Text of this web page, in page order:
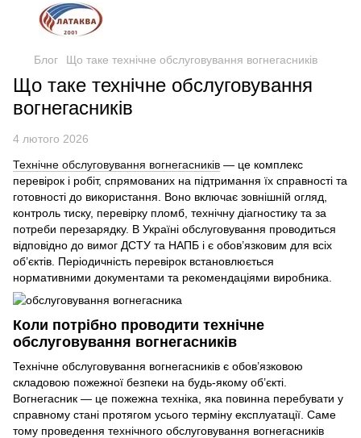
Блог Що таке технічне обслуговування вогнегасників
Що таке технічне обслуговування
вогнегасників
4 лютого 2026
Технічне обслуговування вогнегасників — це комплекс
перевірок і робіт, спрямованих на підтримання їх справності та
готовності до використання. Воно включає зовнішній огляд,
контроль тиску, перевірку пломб, технічну діагностику та за
потреби перезарядку. В Україні обслуговування проводиться
відповідно до вимог ДСТУ та НАПБ і є обов’язковим для всіх
об’єктів. Періодичність перевірок встановлюється
нормативними документами та рекомендаціями виробника.
Коли потрібно проводити технічне
обслуговування вогнегасників
Технічне обслуговування вогнегасників є обов’язковою
складовою пожежної безпеки на будь-якому об’єкті.
Вогнегасник — це пожежна техніка, яка повинна перебувати у
справному стані протягом усього терміну експлуатації. Саме
тому проведення технічного обслуговування вогнегасників